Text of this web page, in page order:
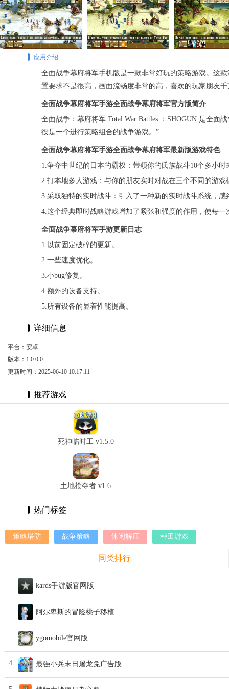
应用介绍
全面战争幕府将军手机版是一款非常好玩的策略游戏。这
置要求不是很高，画面流畅度非常的高，喜欢的玩家朋友
全面战争幕府将军手游全面战争幕府将军官方版简介
全面战争：幕府将军 Total War Battles ：SHOGUN 是全
役是一个进行策略组合的战争游戏。”
全面战争幕府将军手游全面战争幕府将军最新版游戏特色
1.争夺中世纪的日本的霸权：带领你的氏族战斗10个多小
2.打本地多人游戏：与你的朋友实时对战在三个不同的游戏
3.采取独特的实时战斗：引入了一种新的实时战斗系统，
4.这个经典即时战略游戏增加了紧张和强度的作用，使每一
全面战争幕府将军手游更新日志
1.以前固定破碎的更新。
2.一些速度优化。
3.小bug修复。
4.额外的设备支持。
5.所有设备的显着性能提高。
详细信息
平台：安卓
版本：1.0.0.0
更新时间：2025-06-10 10:17:11
推荐游戏
死神临时工 v1.5.0
土地抢夺者 v1.6
热门标签
策略塔防 战争策略 休闲解压 种田游戏
同类排行
kards手游版官网版
阿尔卑斯的冒险桃子移植
ygomobile官网版
4 最强小兵末日屠龙免广告版